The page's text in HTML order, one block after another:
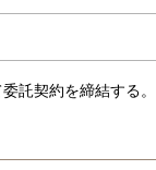
託契約を締結する。